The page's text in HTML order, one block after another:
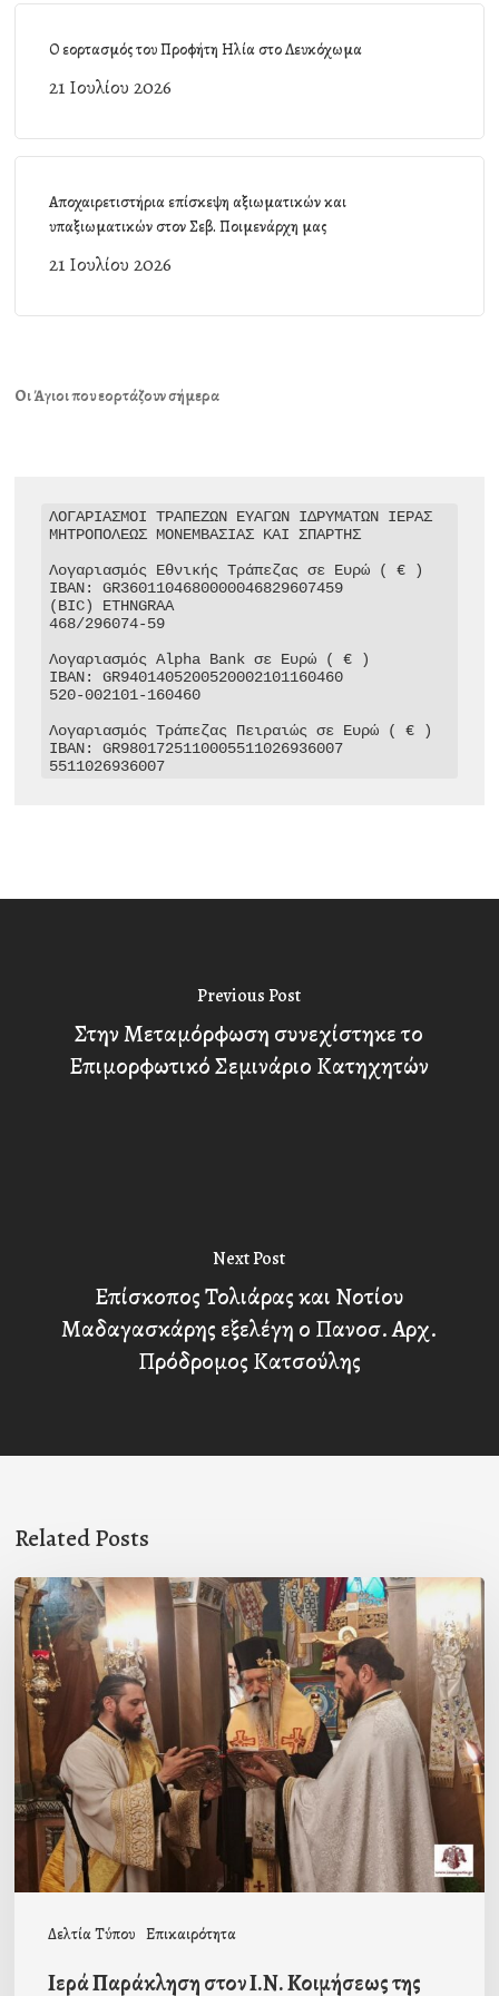
Ο εορτασμός του Προφήτη Ηλία στο Λευκόχωμα
21 Ιουλίου 2026
Αποχαιρετιστήρια επίσκεψη αξιωματικών και
υπαξιωματικών στον Σεβ. Ποιμενάρχη μας
21 Ιουλίου 2026
Οι Άγιοι που εορτάζουν σήμερα
ΛΟΓΑΡΙΑΣΜΟΙ ΤΡΑΠΕΖΩΝ ΕΥΑΓΩΝ ΙΔΡΥΜΑΤΩΝ ΙΕΡΑΣ
ΜΗΤΡΟΠΟΛΕΩΣ ΜΟΝΕΜΒΑΣΙΑΣ ΚΑΙ ΣΠΑΡΤΗΣ
Λογαριασμός Εθνικής Τράπεζας σε Ευρώ ( € )
IBAN: GR3601104680000046829607459
(BIC) ETHNGRAA
468/296074-59
Λογαριασμός Alpha Bank σε Ευρώ ( € )
IBAN: GR9401405200520002101160460
520-002101-160460
Λογαριασμός Τράπεζας Πειραιώς σε Ευρώ ( € )
IBAN: GR9801725110005511026936007
5511026936007
Previous Post
Στην Μεταμόρφωση συνεχίστηκε το
Επιμορφωτικό Σεμινάριο Κατηχητών
Next Post
Επίσκοπος Τολιάρας και Νοτίου
Μαδαγασκάρης εξελέγη ο Πανοσ. Αρχ.
Πρόδρομος Κατσούλης
Related Posts
Δελτία Τύπου Επικαιρότητα
Ιερά
Παράκληση
στον
Ι.Ν.
Κοιμήσεως
της
Θεοτόκου
Μαγούλας
Ιερά Παράκληση στον Ι.Ν. Κοιμήσεως της